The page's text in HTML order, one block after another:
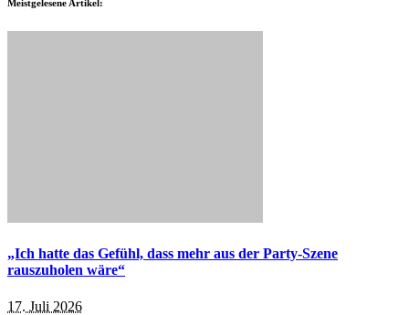
Meistgelesene Artikel:
„Ich hatte das Gefühl, dass mehr aus der Party-Szene
rauszuholen wäre“
17. Juli 2026